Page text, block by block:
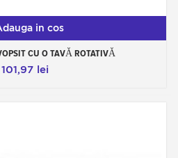
in cos
CU O TAVĂ ROTATIVĂ
101,97 lei